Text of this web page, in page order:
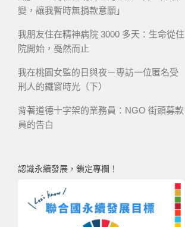
變，讓我暫時無捐款意願」
我朋友住在精神病院 3000 多天：生命從住
院開始，戞然而止
我在桃園女監的日與夜－專訪一位匿名受
刑人的鐵窗時光（下）
背著道德十字架的業務員：NGO 街頭募款
員的告白
認識永續發展，鎖定專欄！